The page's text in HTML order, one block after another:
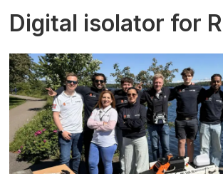
Digital isolator for